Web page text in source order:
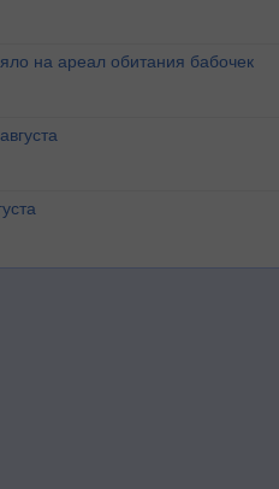
на ареал обитания бабочек